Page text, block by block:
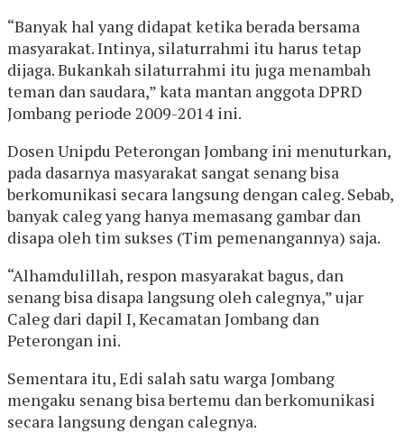
“Banyak hal yang didapat ketika berada bersama
masyarakat. Intinya, silaturrahmi itu harus tetap
dijaga. Bukankah silaturrahmi itu juga menambah
teman dan saudara,” kata mantan anggota DPRD
Jombang periode 2009-2014 ini.
Dosen Unipdu Peterongan Jombang ini menuturkan,
pada dasarnya masyarakat sangat senang bisa
berkomunikasi secara langsung dengan caleg. Sebab,
banyak caleg yang hanya memasang gambar dan
disapa oleh tim sukses (Tim pemenangannya) saja.
“Alhamdulillah, respon masyarakat bagus, dan
senang bisa disapa langsung oleh calegnya,” ujar
Caleg dari dapil I, Kecamatan Jombang dan
Peterongan ini.
Sementara itu, Edi salah satu warga Jombang
mengaku senang bisa bertemu dan berkomunikasi
secara langsung dengan calegnya.